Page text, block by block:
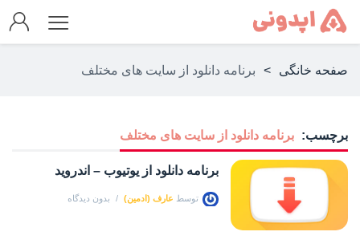
صفحه خانگی > برنامه دانلود از سایت های مختلف
برچسب: برنامه دانلود از سایت های مختلف
برنامه دانلود از یوتیوب – اندروید
توسط عارف (ادمین) بدون دیدگاه